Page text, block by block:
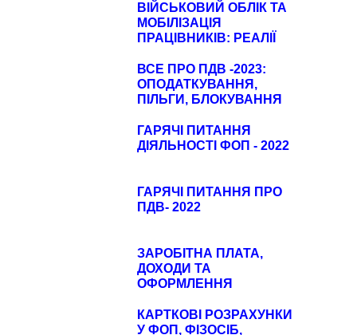
ВІЙСЬКОВИЙ ОБЛІК ТА
МОБІЛІЗАЦІЯ
ПРАЦІВНИКІВ: РЕАЛІЇ
ВСЕ ПРО ПДВ -2023:
ОПОДАТКУВАННЯ,
ПІЛЬГИ, БЛОКУВАННЯ
ТА ШТРАФИ
ГАРЯЧІ ПИТАННЯ
ДІЯЛЬНОСТІ ФОП - 2022
ГАРЯЧІ ПИТАННЯ ПРО
ПДВ- 2022
ЗАРОБІТНА ПЛАТА,
ДОХОДИ ТА
ОФОРМЛЕННЯ
ЗВІТНІСТЬ-2022
КАРТКОВІ РОЗРАХУНКИ
У ФОП, ФІЗОСІБ,